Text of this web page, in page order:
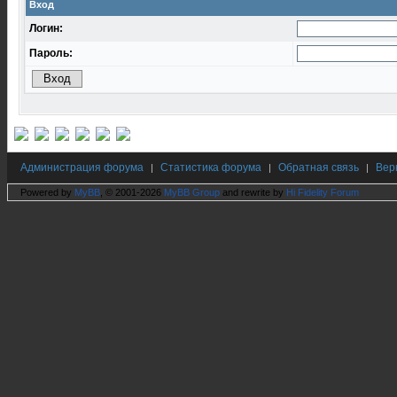
Вход
Логин:
Пароль:
Администрация форума | Статистика форума | Обратная связь |
Powered by MyBB , © 2001-2026 MyBB Group and rewrite by Hi Fidelity Forum